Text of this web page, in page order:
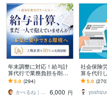
年末調整に対応！給与計
算代行で業務負担を削減
します 【小〜中規模事業
者向け】労務管理を含む
業務の外注化を継続支援
5.0 (294)
かべるね｜給与計算代行（相談可・安心）
6,000 円
社会保険
算を代行
与明細書
5.0